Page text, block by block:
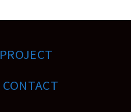
PROJECT
CONTACT